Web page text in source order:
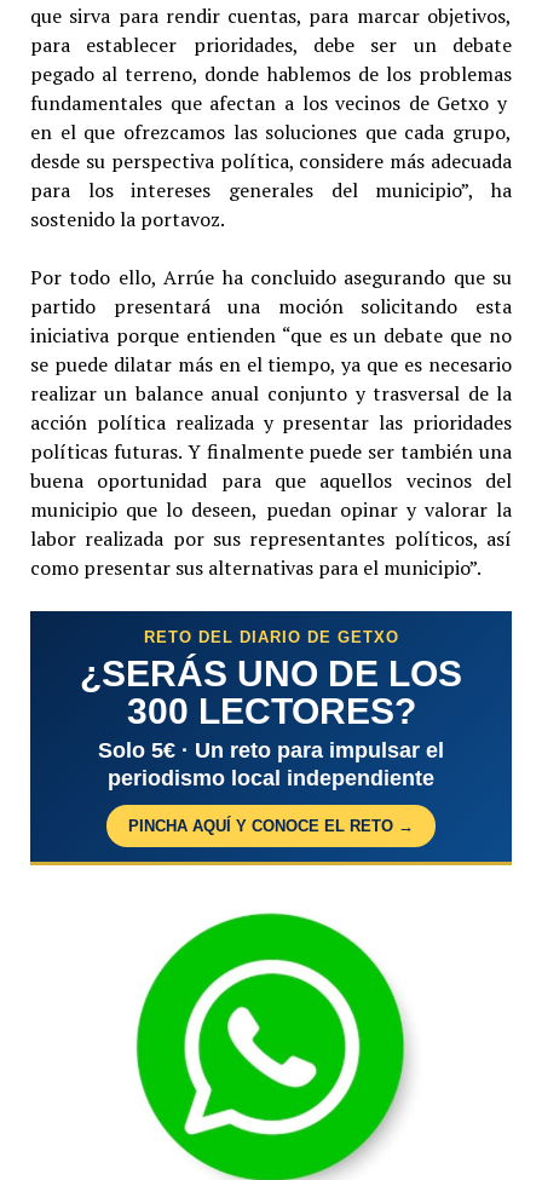
que sirva para rendir cuentas, para marcar objetivos,
para establecer prioridades, debe ser un debate
pegado al terreno, donde hablemos de los problemas
fundamentales que afectan a los vecinos de Getxo y
en el que ofrezcamos las soluciones que cada grupo,
desde su perspectiva política, considere más adecuada
para los intereses generales del municipio”, ha
sostenido la portavoz.
Por todo ello, Arrúe ha concluido asegurando que su
partido presentará una moción solicitando esta
iniciativa porque entienden “que es un debate que no
se puede dilatar más en el tiempo, ya que es necesario
realizar un balance anual conjunto y trasversal de la
acción política realizada y presentar las prioridades
políticas futuras. Y finalmente puede ser también una
buena oportunidad para que aquellos vecinos del
municipio que lo deseen, puedan opinar y valorar la
labor realizada por sus representantes políticos, así
como presentar sus alternativas para el municipio”.
RETO DEL DIARIO DE GETXO
¿SERÁS UNO DE LOS
300 LECTORES?
Solo 5€ · Un reto para impulsar el
periodismo local independiente
PINCHA AQUÍ Y CONOCE EL RETO →